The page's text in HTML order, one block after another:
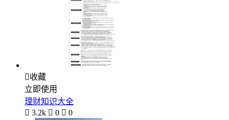
收藏
立即使用
理财知识大全
 3.2k  0  0